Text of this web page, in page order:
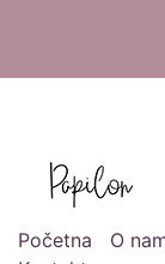
Početna O